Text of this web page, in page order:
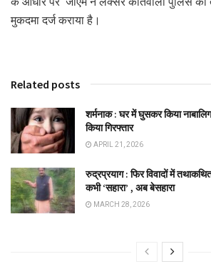
मुकदमा दर्ज कराया है।
Related posts
शर्मनाक : घर में घुसकर किया
किया गिरफ्तार
APRIL 21, 2026
रुद्रप्रयाग : फिर विवादों में
कभी ‘सहारा’ , अब बेसहारा
MARCH 28, 2026